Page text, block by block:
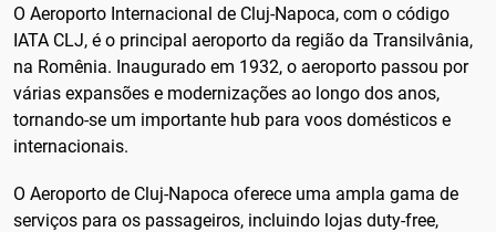
O Aeroporto Internacional de Cluj-Napoca, com o código
IATA CLJ, é o principal aeroporto da região da Transilvânia,
na Romênia. Inaugurado em 1932, o aeroporto passou por
várias expansões e modernizações ao longo dos anos,
tornando-se um importante hub para voos domésticos e
internacionais.
O Aeroporto de Cluj-Napoca oferece uma ampla gama de
serviços para os passageiros, incluindo lojas duty-free,